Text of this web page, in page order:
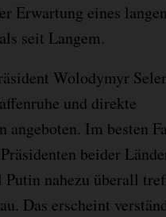
Erwartung eines
seit Langem.
Wolodymyr
und direkte
angeboten. Im besten
beider
nahezu überall
Das erscheint